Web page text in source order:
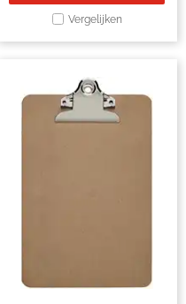
Vergelijken